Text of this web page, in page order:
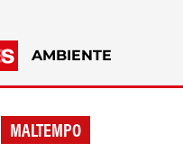
AMBIENTE
MALTEMPO